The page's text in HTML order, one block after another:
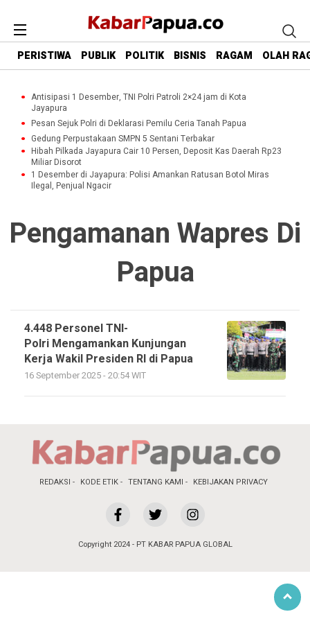
PERISTIWA PUBLIK POLITIK BISNIS RAGAM OLAH
Antisipasi 1 Desember, TNI Polri Patroli 2×24 jam di Kota
Jayapura
Pesan Sejuk Polri di Deklarasi Pemilu Ceria Tanah Papua
Gedung Perpustakaan SMPN 5 Sentani Terbakar
Hibah Pilkada Jayapura Cair 10 Persen, Deposit Kas Daerah Rp23
Miliar Disorot
1 Desember di Jayapura: Polisi Amankan Ratusan Botol Miras
Ilegal, Penjual Ngacir
Pengamanan Wapres Di
Papua
4.448 Personel TNI-
Polri Mengamankan Kunjungan
Kerja Wakil Presiden RI di Papua
16 September 2025 - 20:54 WIT
REDAKSI KODE ETIK TENTANG KAMI KEBIJAKAN PRIVACY
Copyright 2024 - PT KABAR PAPUA GLOBAL